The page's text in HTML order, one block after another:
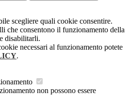
scegliere quali cookie consentire.
che consentono il funzionamento della
disabilitarli.
necessari al funzionamento potete
.
non possono essere